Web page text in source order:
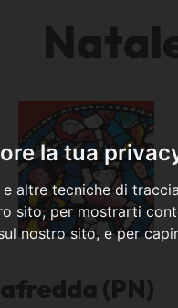
la tua
altre tecniche di
sito, per mostrarti
nostro sito, e per
(PN)